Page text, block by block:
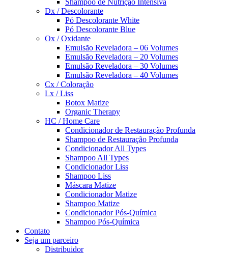
Shampoo de Nutrição Intensiva
Dx / Descolorante
Pó Descolorante White
Pó Descolorante Blue
Ox / Oxidante
Emulsão Reveladora – 06 Volumes
Emulsão Reveladora – 20 Volumes
Emulsão Reveladora – 30 Volumes
Emulsão Reveladora – 40 Volumes
Cx / Coloração
Lx / Liss
Botox Matize
Organic Therapy
HC / Home Care
Condicionador de Restauração Profunda
Shampoo de Restauração Profunda
Condicionador All Types
Shampoo All Types
Condicionador Liss
Shampoo Liss
Máscara Matize
Condicionador Matize
Shampoo Matize
Condicionador Pós-Química
Shampoo Pós-Química
Contato
Seja um parceiro
Distribuidor